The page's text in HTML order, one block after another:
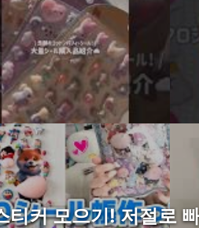
티커 모으기! 저절로